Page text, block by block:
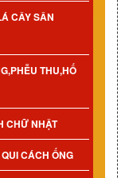
CÂY SÂN
THU,HỐ
CHỮ NHẬT
CÁCH ỐNG